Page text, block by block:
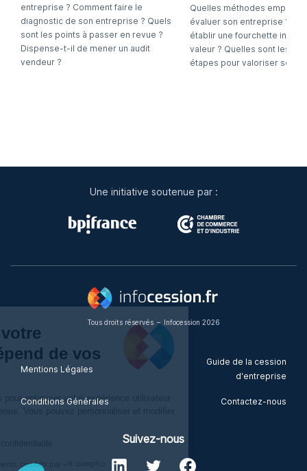
La qualité de votre
expérience dépend de vos
choix
Nous utilisons des cookies pour optimiser votre expérience utilisateur
Consulter notre politique de confidentialité
Consentements certifiés par
entreprise ? Comment faire le
diagnostic de son entreprise ? Quels
sont les points à passer en revue ?
Dispense-t-il de mener un audit
vendeur ?
Quelles méthodes
évaluer son entreprise ?
établir une fourchette
valeur ? Quelles sont les
étapes pour valoriser son
Une initiative soutenue par :
Mentions Légales
Conditions Générales
Guide de la cession
d'entreprise
Contactez-nous
Tous droits réservés – Infocession 2026
Suivez-nous